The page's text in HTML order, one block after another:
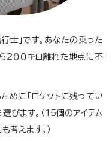
士」です。あなたの乗った
２００キロ離れた地点に不
めに「ロケットに残ってい
びます。（15個のアイテム
考えます。）